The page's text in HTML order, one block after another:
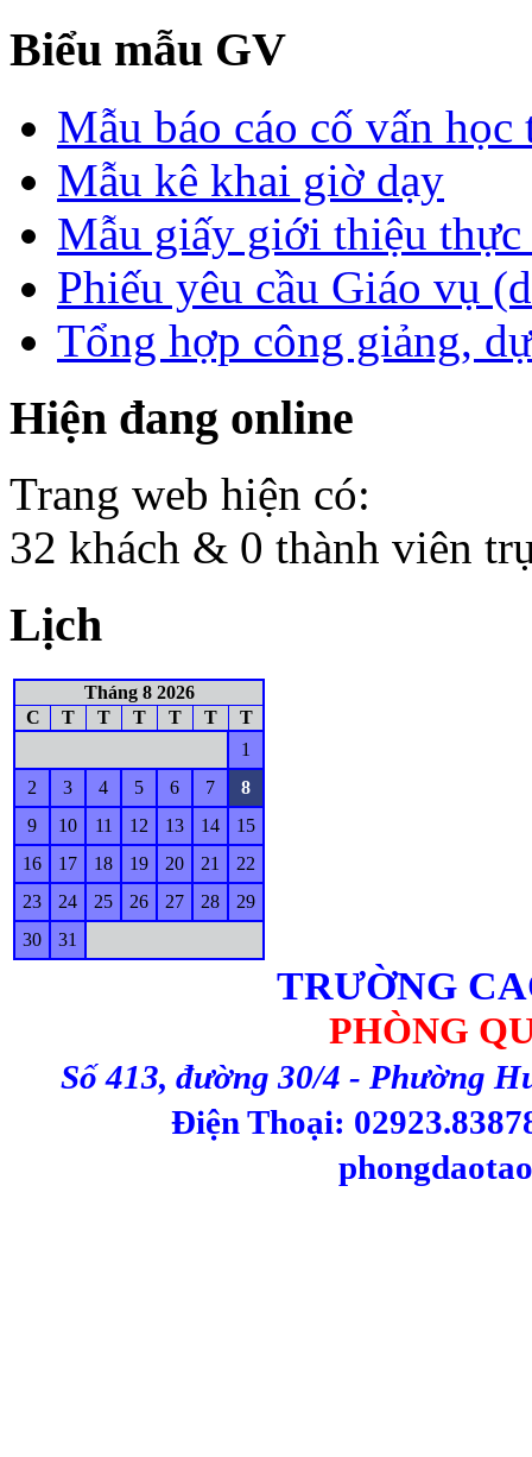
Biểu mẫu GV
Mẫu báo cáo cố vấn học
Mẫu kê khai giờ dạy
Mẫu giấy giới thiệu thực
Phiếu yêu cầu Giáo vụ
Tổng hợp công giảng,
Hiện đang online
Trang web hiện có:
32 khách & 0 thành viên
Lịch
Tháng 8 2026
C
T T T T T
T
1
2
3 4 5 6 7
8
9
10 11 12 13 14
15
16
17 18 19 20 21
22
23
24 25 26 27 28
29
30
31
TRƯỜNG
PHÒNG
Số 413, đường 30/4 - Phường
Điện Thoại: